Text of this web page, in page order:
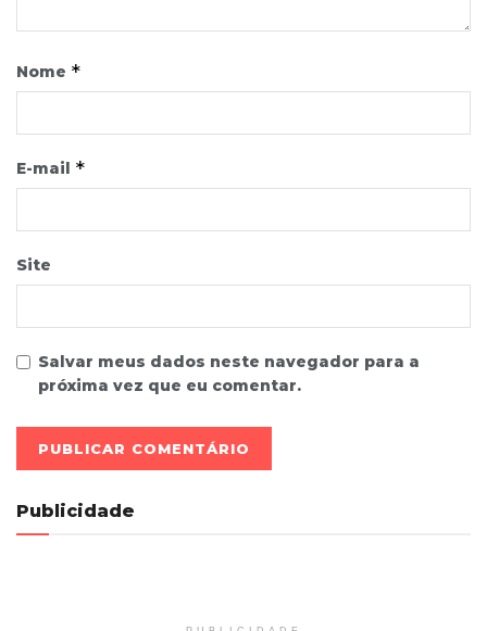
Nome *
E-mail *
Site
Salvar meus dados neste navegador para a
próxima vez que eu comentar.
Publicidade